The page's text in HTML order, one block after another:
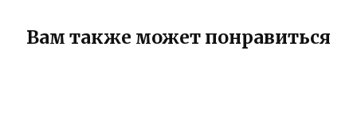
Вам также может понравиться